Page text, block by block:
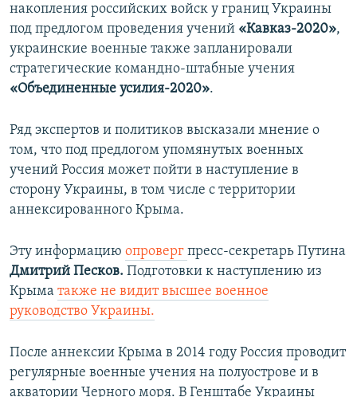
накопления российских войск у границ Украины
под предлогом проведения учений «Кавказ-2020»,
украинские военные также запланировали
стратегические командно-штабные учения
«Объединенные усилия-2020».
Ряд экспертов и политиков высказали мнение о
том, что под предлогом упомянутых военных
учений Россия может пойти в наступление в
сторону Украины, в том числе с территории
аннексированного Крыма.
Эту информацию опроверг пресс-секретарь Путина
Дмитрий Песков. Подготовки к наступлению из
Крыма также не видит высшее военное
руководство Украины.
После аннексии Крыма в 2014 году Россия проводит
регулярные военные учения на полуострове и в
акватории Черного моря. В Генштабе Украины